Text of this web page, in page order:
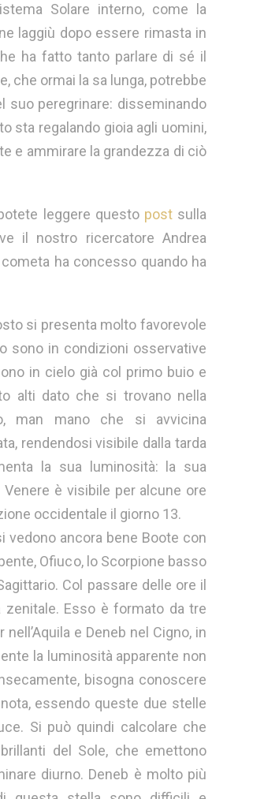
Solare interno, come la
laggiù dopo essere rimasta in
ha fatto tanto parlare di sé il
che ormai la sa lunga, potrebbe
suo peregrinare: disseminando
sta regalando gioia agli uomini,
e ammirare la grandezza di ciò
leggere questo postsulla
il nostro ricercatore Andrea
ha concesso quando ha
si presenta molto favorevole
sono in condizioni osservative
in cielo già col primo buio e
alti dato che si trovano nella
man mano che si avvicina
rendendosi visibile dalla tarda
la sua luminosità: la sua
è visibile per alcune ore
occidentale il giorno 13.
vedono ancora bene Boote con
Ofiuco, lo Scorpione basso
Col passare delle ore il
zenitale. Esso è formato da tre
e Deneb nel Cigno, in
la luminosità apparente non
bisogna conoscere
essendo queste due stelle
Si può quindi calcolare che
del Sole, che emettono
diurno. Deneb è molto più